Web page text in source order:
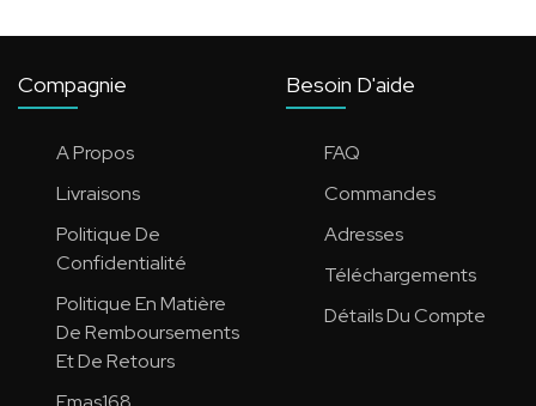
Compagnie
A Propos
Livraisons
Politique De
Confidentialité
Politique En Matière
De Remboursements
Et De Retours
Besoin D'aide
FAQ
Commandes
Adresses
Téléchargements
Détails Du Compte